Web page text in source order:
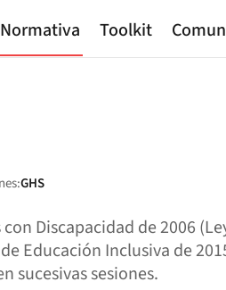
Normativa Toolkit
GHS
Discapacidad de 2006
Educación Inclusiva de
sucesivas sesiones.